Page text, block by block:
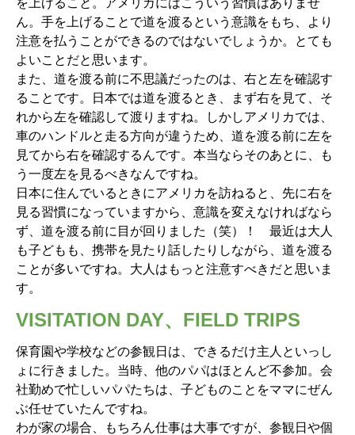
ん。手を上げることで道を渡るという意識をもち、より
注意を払うことができるのではないでしょうか。とても
よいことだと思います。
また、道を渡る前に不思議だったのは、右と左を確認す
ることです。日本では道を渡るとき、まず右を見て、そ
れから左を確認して渡りますね。しかしアメリカでは、
車のハンドルと走る方向が違うため、道を渡る前に左を
見てから右を確認するんです。本当ならそのあとに、も
う一度左を見るべきなんですね。
日本に住んでいるときにアメリカを訪ねると、先に右を
見る習慣になっていますから、意識を変えなければなら
ず、道を渡る前に目が回りました（笑）！ 最近は大人
も子どもも、携帯を見たり話したりしながら、道を渡る
ことが多いですね。大人はもっと注意すべきだと思いま
す。
VISITATION DAY、FIELD TRIPS
保育園や学校などの参観日は、できるだけ主人といっし
ょに行きました。当時、他のパパはほとんど不参加。会
社勤めで忙しいパパたちは、子どものことをママにぜん
ぶ任せていたんですね。
わが家の場合、もちろん仕事は大事ですが、参観日や個